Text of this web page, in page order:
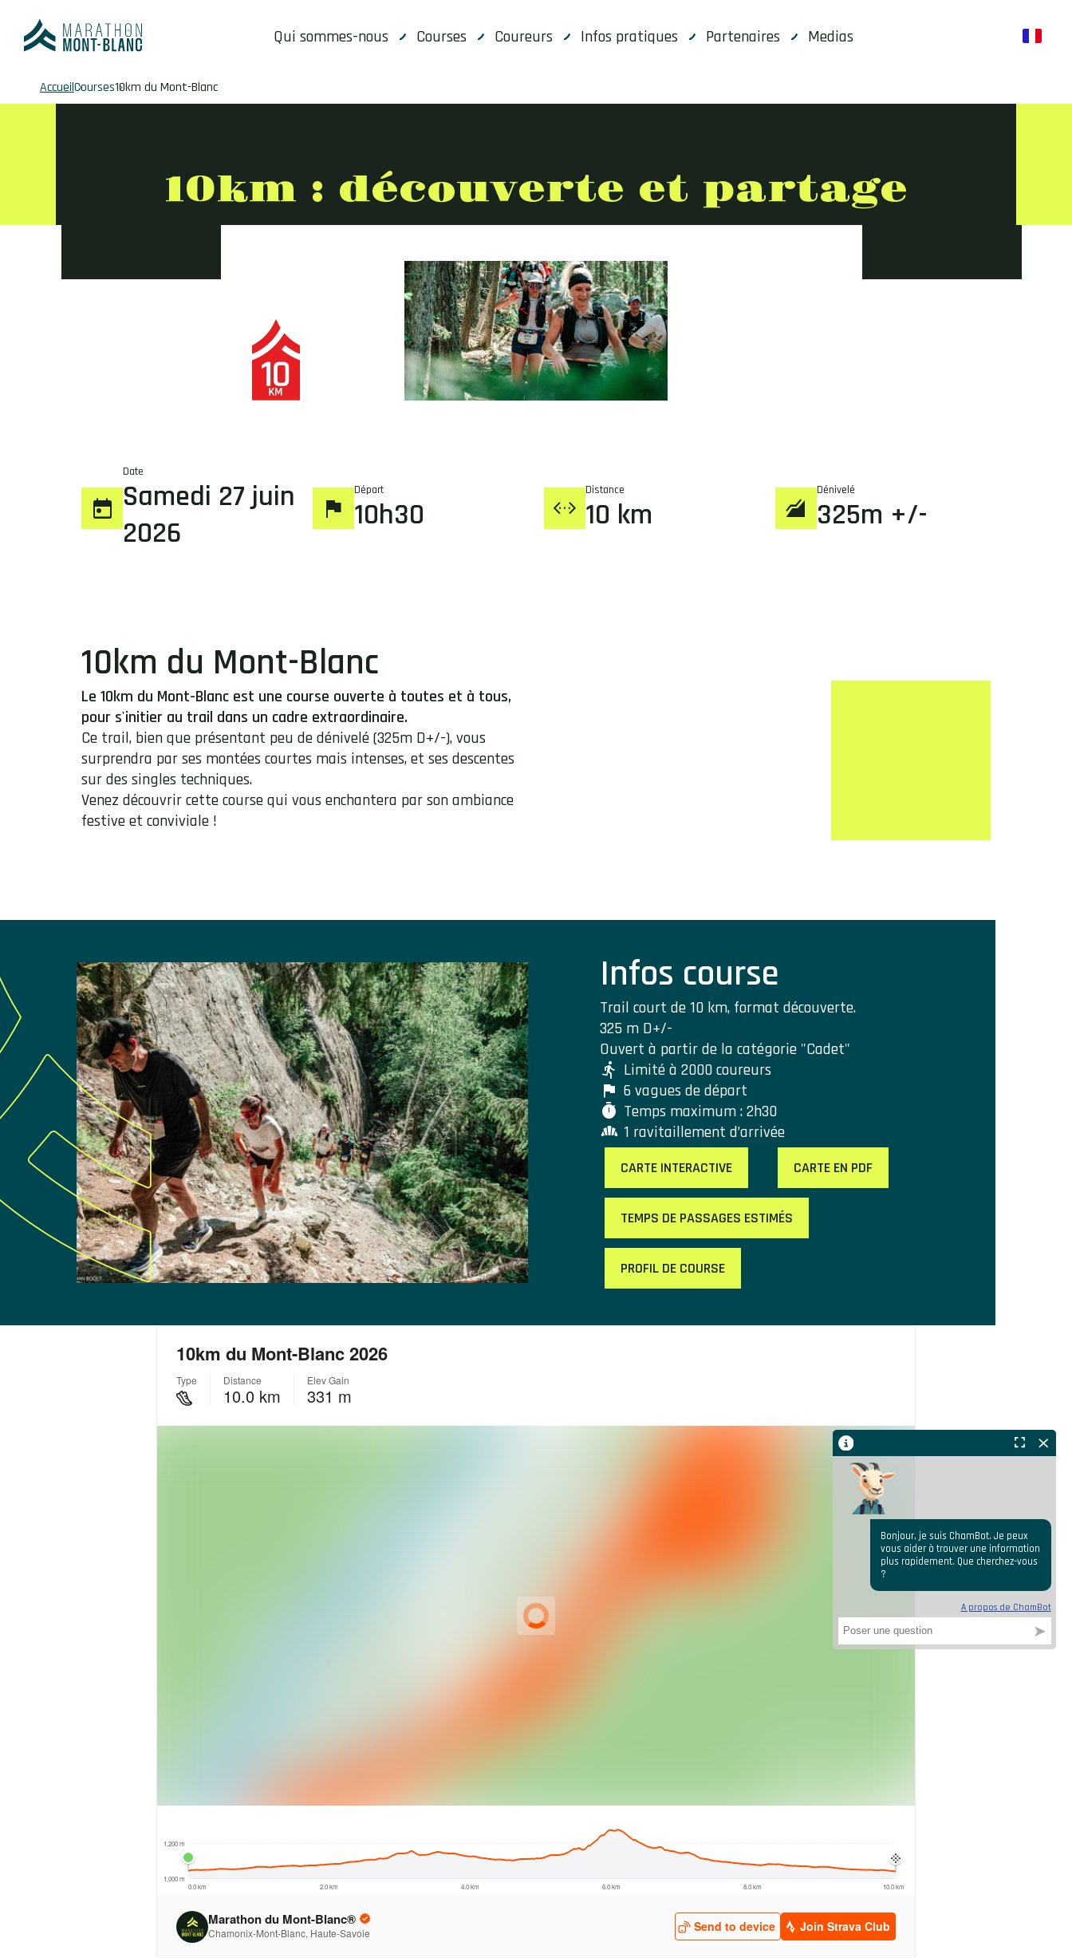
Qui sommes-nous Courses Coureurs Infos pratiques Partenaires Medias fr
Fil AccueilCourses10km du Mont-Blanc
10km : découverte et partage
Date
Samedi 27 juin
2026
Départ
10h30
Distance
10 km
Dénivelé
325m +/-
10km du Mont-Blanc
Le 10km du Mont-Blanc est une course ouverte à toutes et à tous,
pour s'initier au trail dans un cadre extraordinaire.
Ce trail, bien que présentant peu de dénivelé (325m D+/-), vous
surprendra par ses montées courtes mais intenses, et ses descentes
sur des singles techniques.
Venez découvrir cette course qui vous enchantera par son ambiance
festive et conviviale !
Infos course
Trail court de 10 km, format découverte.
325 m D+/-
Ouvert à partir de la catégorie "Cadet"
Limité à 2000 coureurs
6 vagues de départ
Temps maximum : 2h30
1 ravitaillement d’arrivée
CARTE INTERACTIVE CARTE EN PDF
TEMPS DE PASSAGES ESTIMÉS
PROFIL DE COURSE